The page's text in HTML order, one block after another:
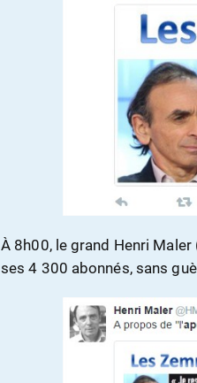
À 8h00, le grand Henri
ses 4 300 abonnés, sans